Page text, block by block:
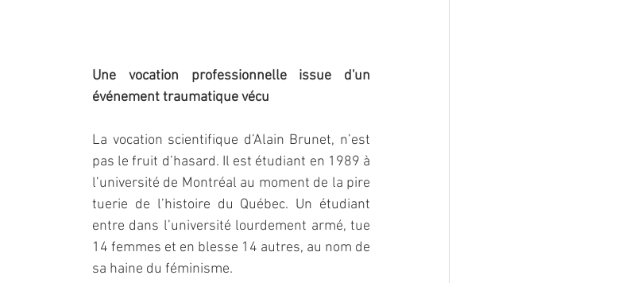
Une vocation professionnelle issue d'un
événement traumatique vécu
La vocation scientifique d’Alain Brunet, n’est
pas le fruit d’hasard. Il est étudiant en 1989 à
l’université de Montréal au moment de la pire
tuerie de l’histoire du Québec. Un étudiant
entre dans l’université lourdement armé, tue
14 femmes et en blesse 14 autres, au nom de
sa haine du féminisme.